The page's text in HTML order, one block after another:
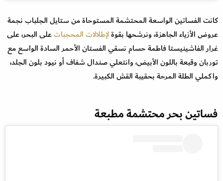
كانت الفساتين الواسعة المحتشمة المستوحاة من ستايل الجلباب نجمة
عروض الأزياء الجاهزة، ونرشحها بقوةلإطلالات المحجباتعلى البحر، على
غرار الفاشينيستا فاطمة حسام نسقي الفستان الأحمر السادة الواسع مع
توربان وقبعة باللون الأبيض، وانتعلي صندال شفاف أو نيود بلون الجلد،
واكملي الطلة المرحة بحقيبة القش الكبيرة.
فساتين بحر محتشمة مطبعة